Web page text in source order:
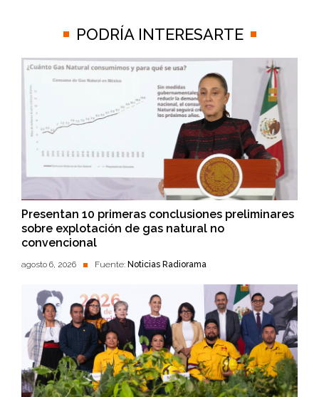
PODRÍA INTERESARTE
Presentan 10 primeras conclusiones preliminares
sobre explotación de gas natural no
convencional
agosto 6, 2026 Fuente: Noticias Radiorama